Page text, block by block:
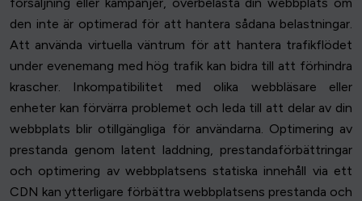
försäljning eller kampanjer, överbelasta din webbplats om
den inte är optimerad för att hantera sådana belastningar.
Att använda virtuella väntrum för att hantera trafikflödet
under evenemang med hög trafik kan bidra till att förhindra
krascher. Inkompatibilitet med olika webbläsare eller
enheter kan förvärra problemet och leda till att delar av din
webbplats blir otillgängliga för användarna. Optimering av
prestanda genom latent laddning, prestandaförbättringar
och optimering av webbplatsens statiska innehåll via ett
CDN kan ytterligare förbättra webbplatsens prestanda och